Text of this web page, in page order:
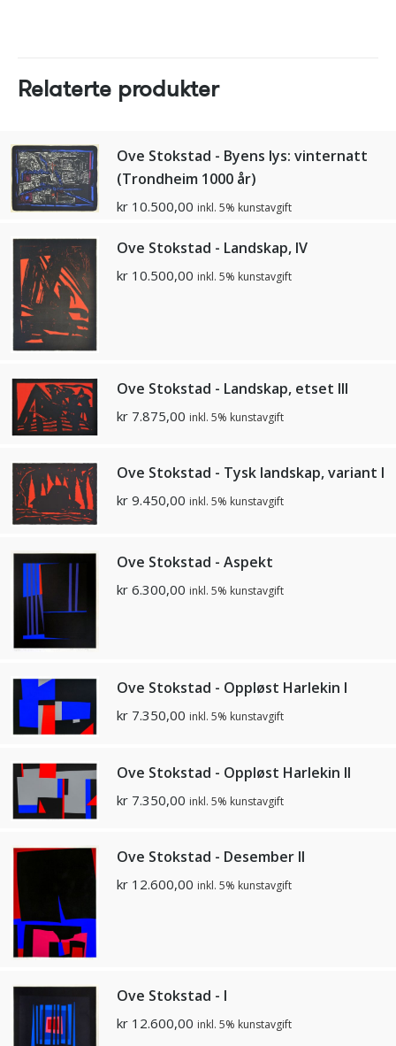
Relaterte produkter
Ove Stokstad - Byens lys: vinternatt
(Trondheim 1000 år)
kr 10.500,00 inkl. 5% kunstavgift
Ove Stokstad - Landskap, lV
kr 10.500,00 inkl. 5% kunstavgift
Ove Stokstad - Landskap, etset lll
kr 7.875,00 inkl. 5% kunstavgift
Ove Stokstad - Tysk landskap, variant l
kr 9.450,00 inkl. 5% kunstavgift
Ove Stokstad - Aspekt
kr 6.300,00 inkl. 5% kunstavgift
Ove Stokstad - Oppløst Harlekin I
kr 7.350,00 inkl. 5% kunstavgift
Ove Stokstad - Oppløst Harlekin II
kr 7.350,00 inkl. 5% kunstavgift
Ove Stokstad - Desember II
kr 12.600,00 inkl. 5% kunstavgift
Ove Stokstad - I
kr 12.600,00 inkl. 5% kunstavgift